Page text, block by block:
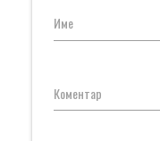
Име
Коментар